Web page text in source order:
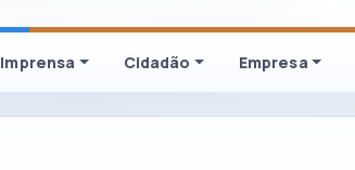
Imprensa Cidadão Empresa